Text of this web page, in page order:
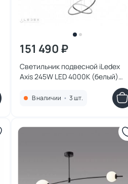
151 490 ₽
Светильник подвесной iLedex
Axis 245W LED 4000К (белый)
В наличии • 3 шт.